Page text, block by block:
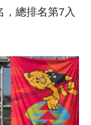
總排名第7入